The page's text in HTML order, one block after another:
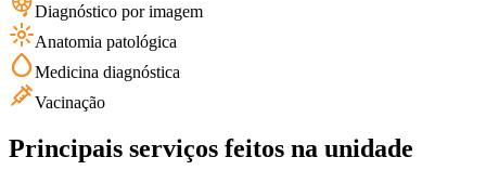
Diagnóstico por imagem
Anatomia patológica
Medicina diagnóstica
Vacinação
Principais serviços feitos na unidade